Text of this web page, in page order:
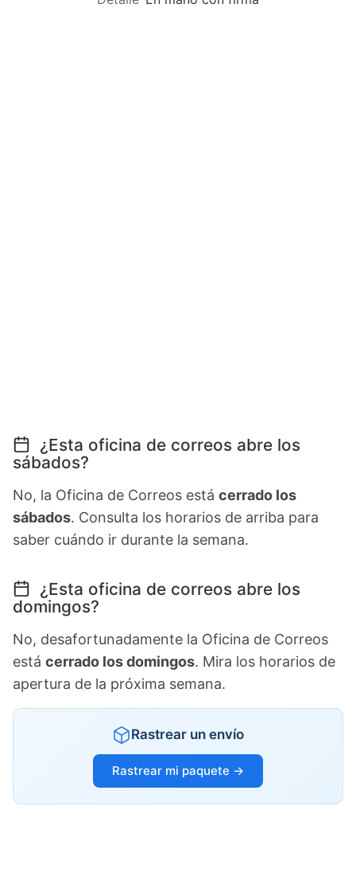
¿Esta oficina de correos abre los
sábados?
No, la Oficina de Correos está cerrado los
sábados. Consulta los horarios de arriba para
saber cuándo ir durante la semana.
¿Esta oficina de correos abre los
domingos?
No, desafortunadamente la Oficina de Correos
está cerrado los domingos. Mira los horarios de
apertura de la próxima semana.
Rastrear un envío
Rastrear mi paquete →